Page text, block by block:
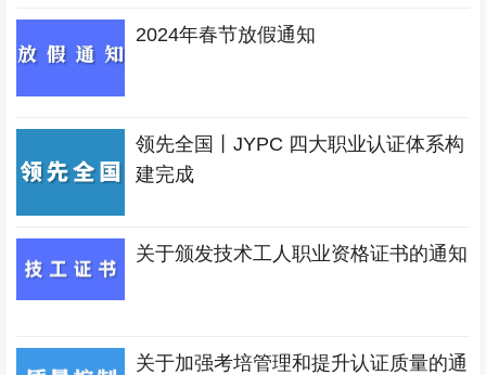
2024年春节放假通知
领先全国丨JYPC 四大职业认证体系构
建完成
关于颁发技术工人职业资格证书的通知
关于加强考培管理和提升认证质量的通